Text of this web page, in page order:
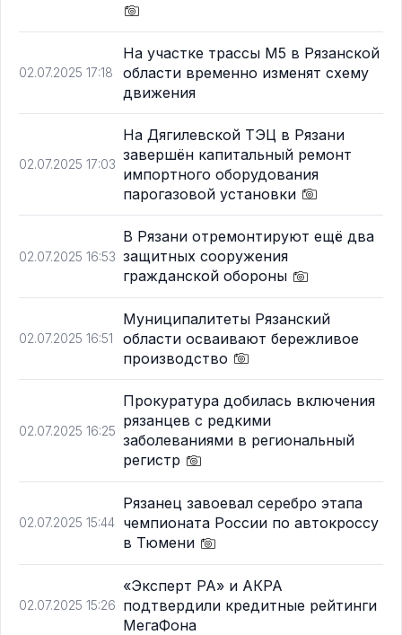
02.07.2025 17:18
На участке трассы М5 в Рязанской
области временно изменят схему
движения
02.07.2025 17:03
На Дягилевской ТЭЦ в Рязани
завершён капитальный ремонт
импортного оборудования
парогазовой установки
02.07.2025 16:53
В Рязани отремонтируют ещё два
защитных сооружения
гражданской обороны
02.07.2025 16:51
Муниципалитеты Рязанский
области осваивают бережливое
производство
02.07.2025 16:25
Прокуратура добилась включения
рязанцев с редкими
заболеваниями в региональный
регистр
02.07.2025 15:44
Рязанец завоевал серебро этапа
чемпионата России по автокроссу
в Тюмени
02.07.2025 15:26
«Эксперт РА» и АКРА
подтвердили кредитные рейтинги
МегаФона